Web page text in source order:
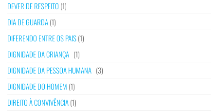
DEVER DE RESPEITO (1)
DIA DE GUARDA(1)
DIFERENDO ENTRE OS PAIS(1)
DIGNIDADE DA CRIANÇA (1)
DIGNIDADE DA PESSOA HUMANA (3)
DIGNIDADE DO HOMEM (1)
DIREITO À CONVIVÊNCIA(1)